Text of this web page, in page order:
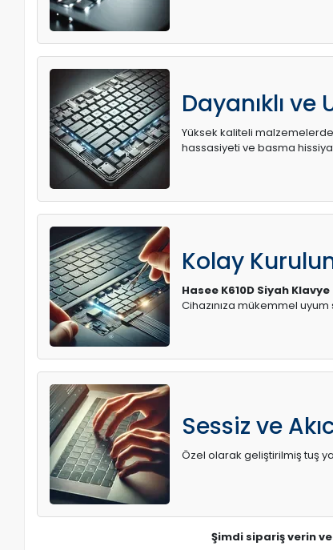
Dayanıklı
Yüksek kaliteli
hassasiyeti ve basma
Kolay
Hasee K610D Siyah
Cihazınıza mükemmel
Sessiz ve
Özel olarak geliştirilmiş tuş
Şimdi sipariş verin